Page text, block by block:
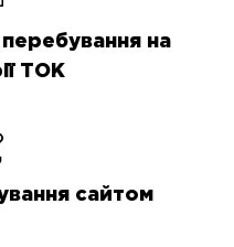
на
ТОК
сайтом